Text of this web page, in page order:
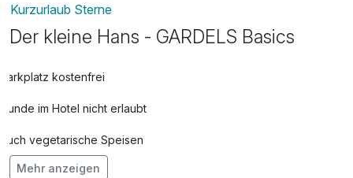
Kurzurlaub Sterne
Der kleine Hans - GARDELS Basics
Parkplatz kostenfrei
Hunde im Hotel nicht erlaubt
Auch vegetarische Speisen
Fahrradverleih
Mehr anzeigen